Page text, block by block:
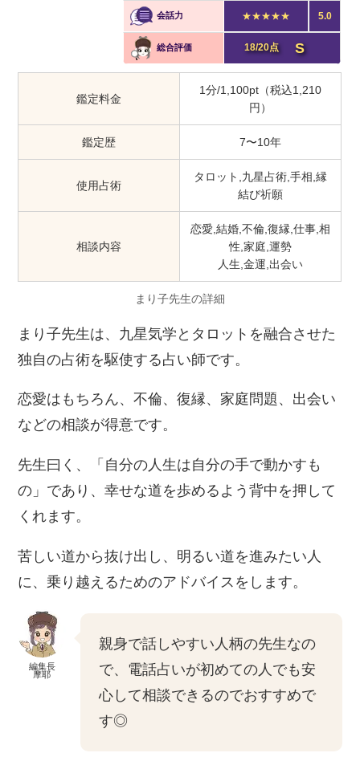
会話力 ★★★★★ 5.0
総合評価 18/20点 S
鑑定料金
1分/1,100pt（税込1,210
円）
鑑定歴 7〜10年
使用占術
タロット,九星占術,手相,縁
結び祈願
相談内容
恋愛,結婚,不倫,復縁,仕事,相
性,家庭,運勢
人生,金運,出会い
まり子先生の詳細
まり子先生は、九星気学とタロットを融合させた
独自の占術を駆使する占い師です。
恋愛はもちろん、不倫、復縁、家庭問題、出会い
などの相談が得意です。
先生曰く、「自分の人生は自分の手で動かすも
の」であり、幸せな道を歩めるよう背中を押して
くれます。
苦しい道から抜け出し、明るい道を進みたい人
に、乗り越えるためのアドバイスをします。
編集長
摩耶
親身で話しやすい人柄の先生なの
で、電話占いが初めての人でも安
心して相談できるのでおすすめで
す◎